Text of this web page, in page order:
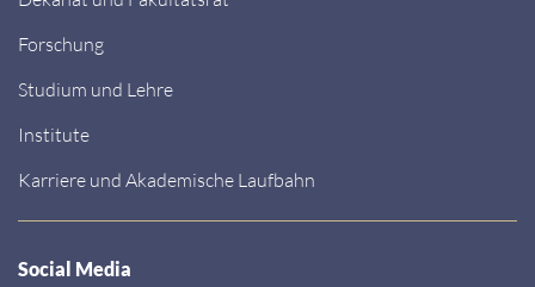
Forschung
Studium und Lehre
Institute
Karriere und Akademische Laufbahn
Social Media